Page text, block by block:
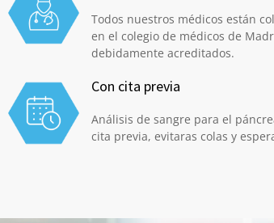
Todos nuestros médicos están
en el colegio de médicos de
debidamente acreditados.
Con cita previa
Análisis de sangre para el
cita previa, evitaras colas y